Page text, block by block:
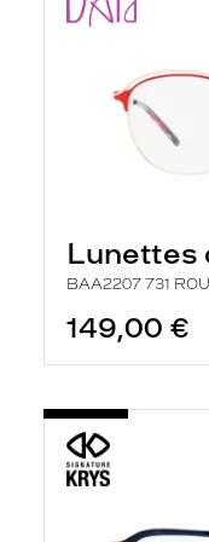
Lunettes
BAA2207 731
149,00 €